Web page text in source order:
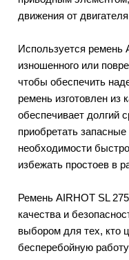
движения от
Используется ремень
изношенного или
чтобы обеспечить
ремень изготовлен из
обеспечивает долгий
приобретать
необходимости
избежать простоев в
Ремень AIRHOT SL
качества и
выбором для тех, кто
бесперебойную